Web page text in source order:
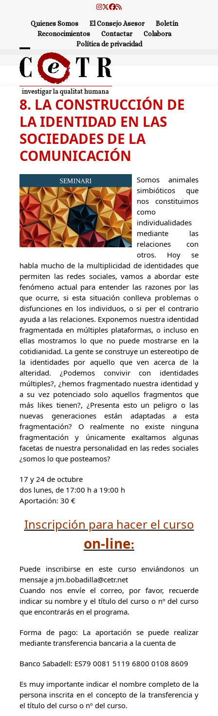
Instagram
Twitter
Facebook
RSS
Quienes Somos El Consejo Asesor
Boletín
Reconocimientos
Contactar
Colabora
Política de privacidad
Open
mobile
menu
Close
mobile
menu
8. LA CONSTRUCCIÓN DE
LA IDENTIDAD EN LAS
SOCIEDADES DE LA
COMUNICACIÓN
Somos animales
simbióticos que
nos constituimos
como
individualidades
mediante las
relaciones con
otros. Hoy se
habla mucho de la multiplicidad de identidades que
permiten las redes sociales, vamos a abordar este
fenómeno actual para entender las razones por las
que ocurre, si esta situación conlleva problemas o
disfunciones en los individuos, o si per el contrario
ayuda a las relaciones. Exponemos nuestra identidad
fragmentada en múltiples plataformas, o incluso en
ellas mostramos lo que no puede mostrarse en la
cotidianidad. La gente se construye un estereotipo de
la identidades por aquello que ven acerca de la
alteridad. ¿Podemos convivir con identidades
múltiples?, ¿hemos fragmentado nuestra identidad y
a su vez potenciado solo aquellos fragmentos que
más likes tienen?, ¿Presenta esto un peligro o las
nuevas generaciones están adaptadas a esta
fragmentación? O realmente no existe ninguna
fragmentación y únicamente exaltamos algunas
facetas de nuestra personalidad en las redes sociales
¿somos lo que posteamos?
17 y 24 de octubre
dos lunes, de 17:00 h a 19:00 h
Aportación: 30 €
Inscripción para hacer el curso
on-line:
Puede inscribirse en este curso enviándonos un
mensaje a jm.bobadilla@cetr.net
Cuando nos envíe el correo, por favor, recuerde
indicar su nombre y el título del curso o nº del curso
que encontrarás en el programa.
Forma de pago: La aportación se puede realizar
mediante transferencia bancaria a la cuenta de
Banco Sabadell: ES79 0081 5119 6800 0108 8609
Es muy importante indicar el nombre completo de la
persona inscrita en el concepto de la transferencia y
el título del curso o nº del curso.